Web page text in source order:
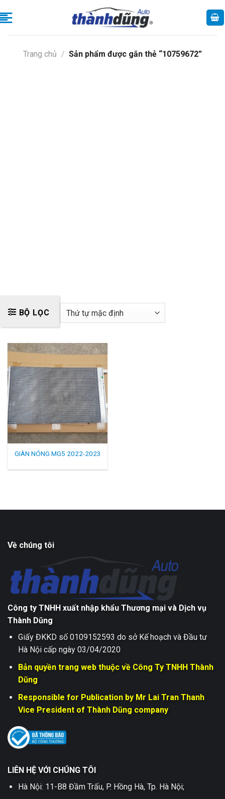
to
Trang chủ / Sản phẩm được gắn thẻ “10759672”
BỘ LỌC
GIÀN NÓNG MG5 2022-2023
Về chúng tôi
Công ty TNHH xuất nhập khẩu Thương mại và Dịch vụ
Thành Dũng
Giấy ĐKKD số 0109152593 do sở Kế hoạch và Đầu tư
Hà Nội cấp ngày 03/04/2020
Bản quyền trang web thuộc về Công Ty TNHH Thành
Dũng
Responsible for Publication by Mr Lai Tran Thanh
Vice President of Thành Dũng company
LIÊN HỆ VỚI CHÚNG TÔI
Hà Nội: 11-B8 Đầm Trấu, P. Hồng Hà, Tp. Hà Nội;